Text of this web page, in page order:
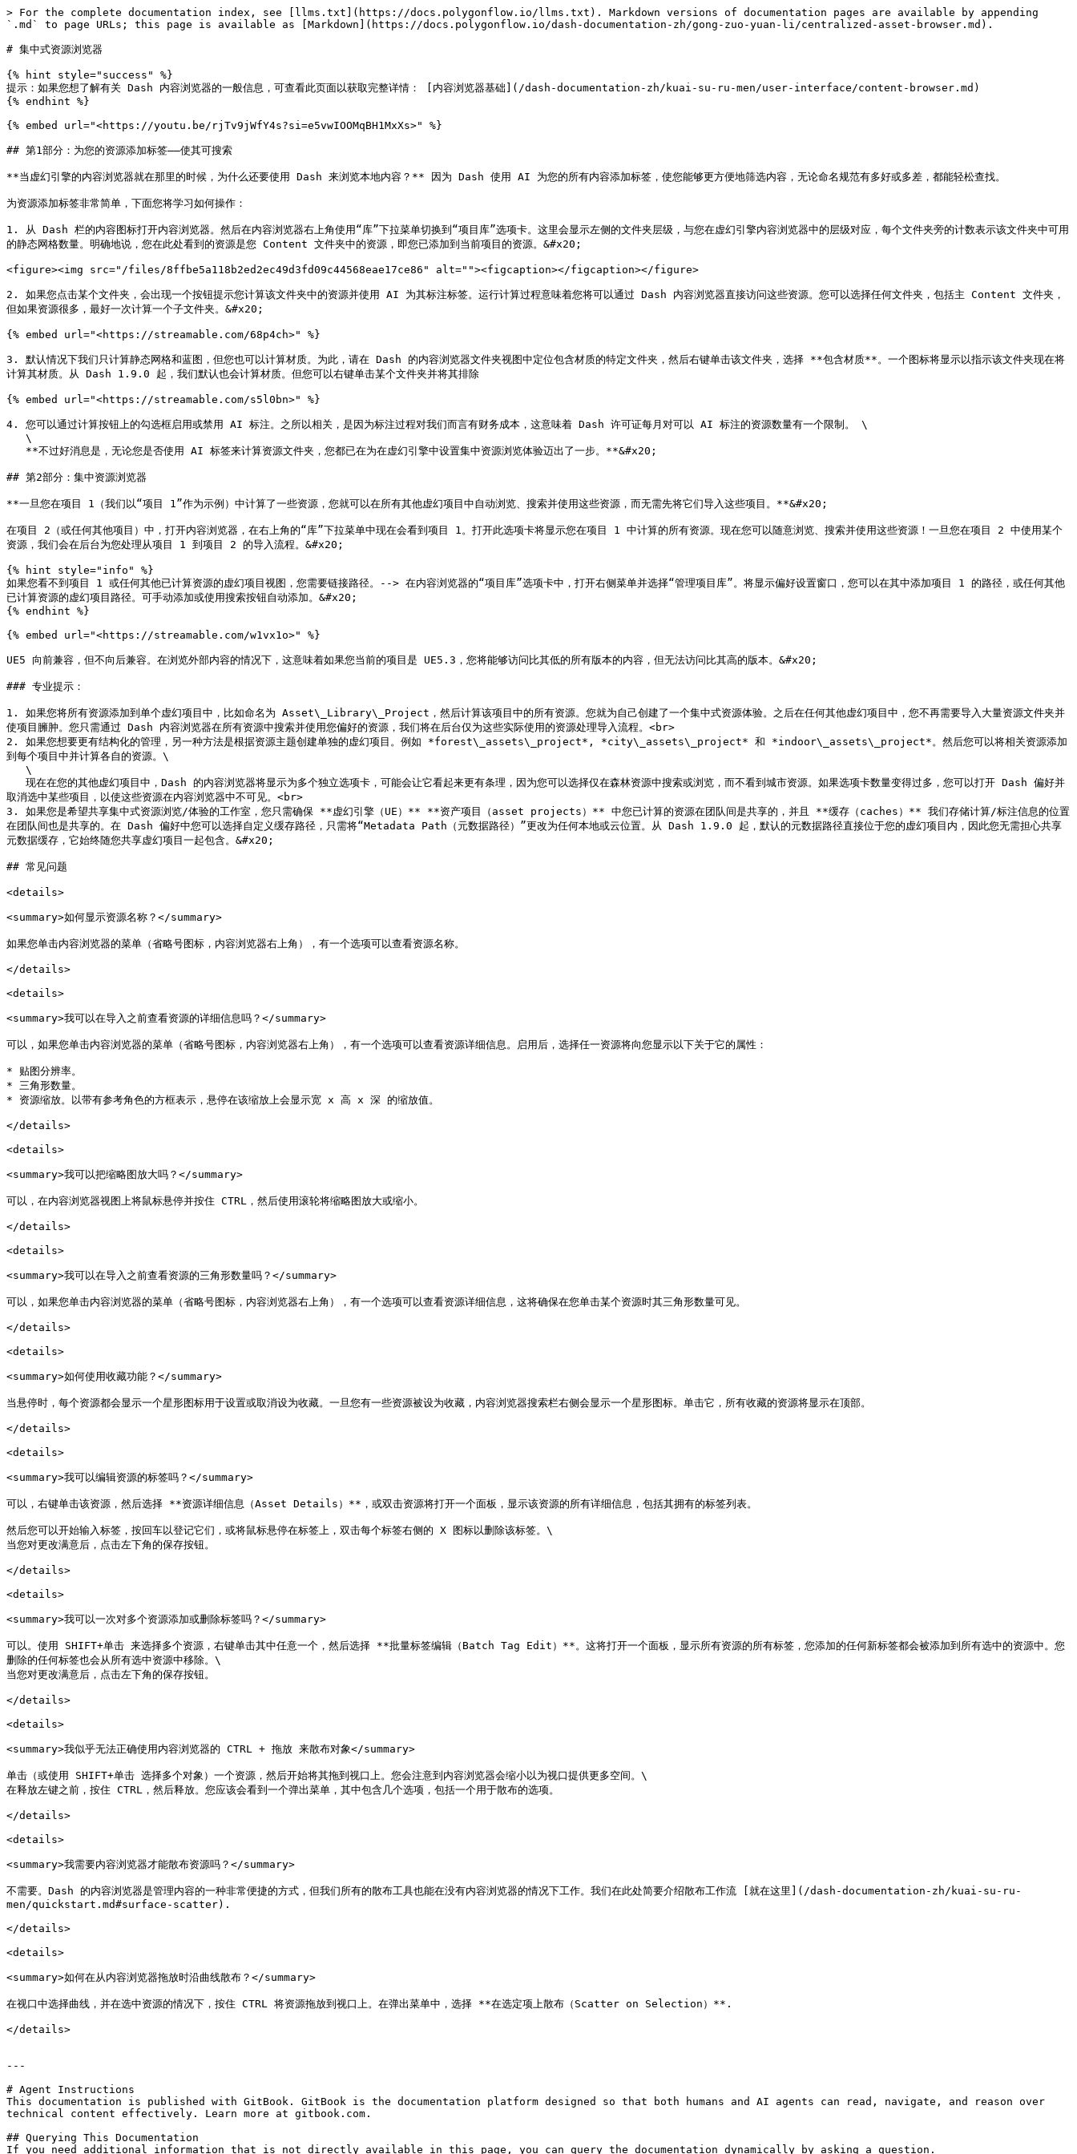
> For the complete documentation index, see [llms.txt](https://docs.polygonflow.io/llms.txt). Markdown versions of documentation pages are available by appending
`.md` to page URLs; this page is available as [Markdown](https://docs.polygonflow.io/dash-documentation-zh/gong-zuo-yuan-li/centralized-asset-browser.md).
# 集中式资源浏览器
{% hint style="success" %}
提示：如果您想了解有关 Dash 内容浏览器的一般信息，可查看此页面以获取完整详情： [内容浏览器基础](/dash-documentation-zh/kuai-su-ru-men/user-interface/content-browser.md)
{% endhint %}
{% embed url="<https://youtu.be/rjTv9jWfY4s?si=e5vwIOOMqBH1MxXs>" %}
## 第1部分：为您的资源添加标签——使其可搜索
**当虚幻引擎的内容浏览器就在那里的时候，为什么还要使用 Dash 来浏览本地内容？** 因为 Dash 使用 AI 为您的所有内容添加标签，使您能够更方便地筛选内容，无论命名规范有多好或多差，都能轻松查找。
为资源添加标签非常简单，下面您将学习如何操作：
1. 从 Dash 栏的内容图标打开内容浏览器。然后在内容浏览器右上角使用“库”下拉菜单切换到“项目库”选项卡。这里会显示左侧的文件夹层级，与您在虚幻引擎内容浏览器中的层级对应，每个文件夹旁的计数表示该文件夹中可用
的静态网格数量。明确地说，您在此处看到的资源是您 Content 文件夹中的资源，即您已添加到当前项目的资源。&#x20;
<figure><img src="/files/8ffbe5a118b2ed2ec49d3fd09c44568eae17ce86" alt=""><figcaption></figcaption></figure>
2. 如果您点击某个文件夹，会出现一个按钮提示您计算该文件夹中的资源并使用 AI 为其标注标签。运行计算过程意味着您将可以通过 Dash 内容浏览器直接访问这些资源。您可以选择任何文件夹，包括主 Content 文件夹，
但如果资源很多，最好一次计算一个子文件夹。&#x20;
{% embed url="<https://streamable.com/68p4ch>" %}
3. 默认情况下我们只计算静态网格和蓝图，但您也可以计算材质。为此，请在 Dash 的内容浏览器文件夹视图中定位包含材质的特定文件夹，然后右键单击该文件夹，选择 **包含材质**。一个图标将显示以指示该文件夹现在将
计算其材质。从 Dash 1.9.0 起，我们默认也会计算材质。但您可以右键单击某个文件夹并将其排除
{% embed url="<https://streamable.com/s5l0bn>" %}
4. 您可以通过计算按钮上的勾选框启用或禁用 AI 标注。之所以相关，是因为标注过程对我们而言有财务成本，这意味着 Dash 许可证每月对可以 AI 标注的资源数量有一个限制。 \
## 第2部分：集中资源浏览器
**一旦您在项目 1（我们以“项目 1”作为示例）中计算了一些资源，您就可以在所有其他虚幻项目中自动浏览、搜索并使用这些资源，而无需先将它们导入这些项目。**&#x20;
在项目 2（或任何其他项目）中，打开内容浏览器，在右上角的“库”下拉菜单中现在会看到项目 1。打开此选项卡将显示您在项目 1 中计算的所有资源。现在您可以随意浏览、搜索并使用这些资源！一旦您在项目 2 中使用某个
资源，我们会在后台为您处理从项目 1 到项目 2 的导入流程。&#x20;
{% hint style="info" %}
如果您看不到项目 1 或任何其他已计算资源的虚幻项目视图，您需要链接路径。--> 在内容浏览器的“项目库”选项卡中，打开右侧菜单并选择“管理项目库”。将显示偏好设置窗口，您可以在其中添加项目 1 的路径，或任何其他
已计算资源的虚幻项目路径。可手动添加或使用搜索按钮自动添加。&#x20;
{% endhint %}
{% embed url="<https://streamable.com/w1vx1o>" %}
UE5 向前兼容，但不向后兼容。在浏览外部内容的情况下，这意味着如果您当前的项目是 UE5.3，您将能够访问比其低的所有版本的内容，但无法访问比其高的版本。&#x20;
### 专业提示：
1. 如果您将所有资源添加到单个虚幻项目中，比如命名为 Asset\_Library\_Project，然后计算该项目中的所有资源。您就为自己创建了一个集中式资源体验。之后在任何其他虚幻项目中，您不再需要导入大量资源文件夹并
使项目臃肿。您只需通过 Dash 内容浏览器在所有资源中搜索并使用您偏好的资源，我们将在后台仅为这些实际使用的资源处理导入流程。<br>
2. 如果您想要更有结构化的管理，另一种方法是根据资源主题创建单独的虚幻项目。例如 *forest\_assets\_project*, *city\_assets\_project* 和 *indoor\_assets\_project*。然后您可以将相关资源添加
到每个项目中并计算各自的资源。\
取消选中某些项目，以使这些资源在内容浏览器中不可见。<br>
3. 如果您是希望共享集中式资源浏览/体验的工作室，您只需确保 **虚幻引擎（UE）** **资产项目（asset projects）** 中您已计算的资源在团队间是共享的，并且 **缓存（caches）** 我们存储计算/标注信息的位置
在团队间也是共享的。在 Dash 偏好中您可以选择自定义缓存路径，只需将“Metadata Path（元数据路径）”更改为任何本地或云位置。从 Dash 1.9.0 起，默认的元数据路径直接位于您的虚幻项目内，因此您无需担心共享
元数据缓存，它始终随您共享虚幻项目一起包含。&#x20;
## 常见问题
<details>
<summary>如何显示资源名称？</summary>
如果您单击内容浏览器的菜单（省略号图标，内容浏览器右上角），有一个选项可以查看资源名称。
</details>
<details>
<summary>我可以在导入之前查看资源的详细信息吗？</summary>
可以，如果您单击内容浏览器的菜单（省略号图标，内容浏览器右上角），有一个选项可以查看资源详细信息。启用后，选择任一资源将向您显示以下关于它的属性：
* 贴图分辨率。
* 三角形数量。
* 资源缩放。以带有参考角色的方框表示，悬停在该缩放上会显示宽 x 高 x 深 的缩放值。
</details>
<details>
<summary>我可以把缩略图放大吗？</summary>
可以，在内容浏览器视图上将鼠标悬停并按住 CTRL，然后使用滚轮将缩略图放大或缩小。
</details>
<details>
<summary>我可以在导入之前查看资源的三角形数量吗？</summary>
可以，如果您单击内容浏览器的菜单（省略号图标，内容浏览器右上角），有一个选项可以查看资源详细信息，这将确保在您单击某个资源时其三角形数量可见。
</details>
<details>
<summary>如何使用收藏功能？</summary>
当悬停时，每个资源都会显示一个星形图标用于设置或取消设为收藏。一旦您有一些资源被设为收藏，内容浏览器搜索栏右侧会显示一个星形图标。单击它，所有收藏的资源将显示在顶部。
</details>
<details>
<summary>我可以编辑资源的标签吗？</summary>
可以，右键单击该资源，然后选择 **资源详细信息（Asset Details）**，或双击资源将打开一个面板，显示该资源的所有详细信息，包括其拥有的标签列表。
然后您可以开始输入标签，按回车以登记它们，或将鼠标悬停在标签上，双击每个标签右侧的 X 图标以删除该标签。\
当您对更改满意后，点击左下角的保存按钮。
</details>
<details>
<summary>我可以一次对多个资源添加或删除标签吗？</summary>
可以。使用 SHIFT+单击 来选择多个资源，右键单击其中任意一个，然后选择 **批量标签编辑（Batch Tag Edit）**。这将打开一个面板，显示所有资源的所有标签，您添加的任何新标签都会被添加到所有选中的资源中。您
删除的任何标签也会从所有选中资源中移除。\
当您对更改满意后，点击左下角的保存按钮。
</details>
<details>
<summary>我似乎无法正确使用内容浏览器的 CTRL + 拖放 来散布对象</summary>
单击（或使用 SHIFT+单击 选择多个对象）一个资源，然后开始将其拖到视口上。您会注意到内容浏览器会缩小以为视口提供更多空间。\
在释放左键之前，按住 CTRL，然后释放。您应该会看到一个弹出菜单，其中包含几个选项，包括一个用于散布的选项。
</details>
<details>
<summary>我需要内容浏览器才能散布资源吗？</summary>
不需要。Dash 的内容浏览器是管理内容的一种非常便捷的方式，但我们所有的散布工具也能在没有内容浏览器的情况下工作。我们在此处简要介绍散布工作流 [就在这里](/dash-documentation-zh/kuai-su-ru-
men/quickstart.md#surface-scatter).
</details>
<details>
<summary>如何在从内容浏览器拖放时沿曲线散布？</summary>
在视口中选择曲线，并在选中资源的情况下，按住 CTRL 将资源拖放到视口上。在弹出菜单中，选择 **在选定项上散布（Scatter on Selection）**.
</details>
---
# Agent Instructions
This documentation is published with GitBook. GitBook is the documentation platform designed so that both humans and AI agents can read, navigate, and reason over
technical content effectively. Learn more at gitbook.com.
## Querying This Documentation
If you need additional information that is not directly available in this page, you can query the documentation dynamically by asking a question.